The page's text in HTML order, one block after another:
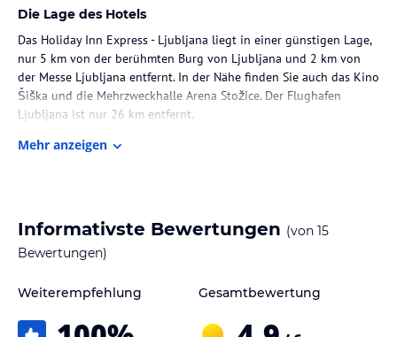
Die Lage des Hotels
Das Holiday Inn Express - Ljubljana liegt in einer günstigen Lage,
nur 5 km von der berühmten Burg von Ljubljana und 2 km von
der Messe Ljubljana entfernt. In der Nähe finden Sie auch das Kino
Šiška und die Mehrzweckhalle Arena Stožice. Der Flughafen
Ljubljana ist nur 26 km entfernt.
Zimmer / Unterbringung im Hotel
Haartrockner und kostenlosen Pflegeprodukten.
Beginnen Sie Ihren Tag mit einem leckeren Frühstücksbuffet, das
Mehr anzeigen
Informativste Bewertungen (von 15
Bewertungen)
Weiterempfehlung Gesamtbewertung